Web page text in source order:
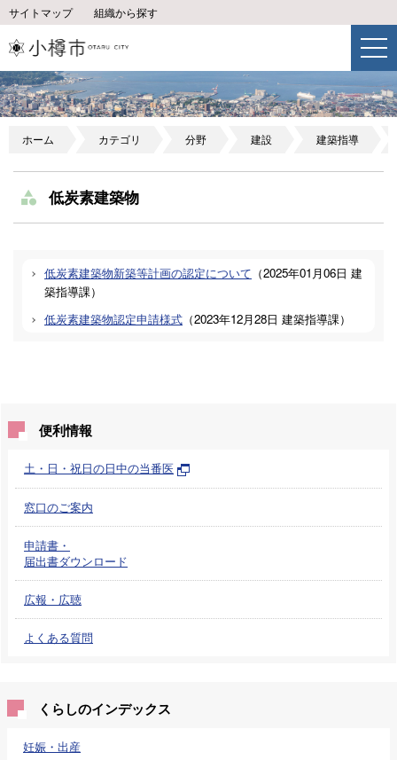
サイトマップ 組織から探す
ホーム カテゴリ 分野 建設 建築指導
低炭素建築物
低炭素建築物新築等計画の認定について （2025年01月06日 建
築指導課）
低炭素建築物認定申請様式 （2023年12月28日 建築指導課）
便利情報
土・日・祝日の日中の当番医
窓口のご案内
申請書・
届出書ダウンロード
広報・広聴
よくある質問
くらしのインデックス
妊娠・出産